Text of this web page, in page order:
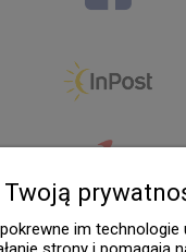
Twoją
im technologie